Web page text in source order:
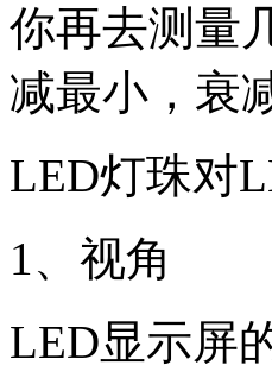
你再去测量
减最小，衰
LED灯珠对
1、视角
LED显示屏